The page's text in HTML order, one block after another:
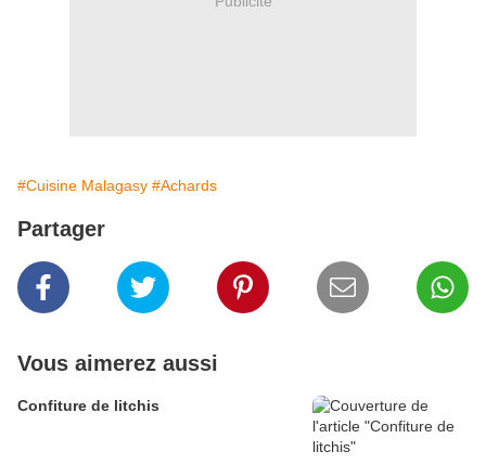
#Cuisine Malagasy #Achards
Partager
Vous aimerez aussi
Confiture de litchis